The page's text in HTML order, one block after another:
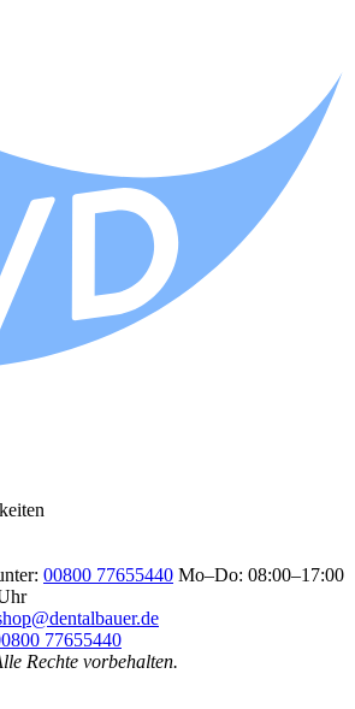
00800 77655440 Mo–Do: 08:00–17:00
77655440
Rechte vorbehalten.